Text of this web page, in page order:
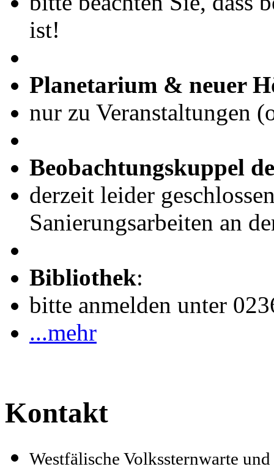
ist!
Planetarium & neuer
nur zu Veranstaltungen
Beobachtungskuppel
derzeit leider
Sanierungsarbeiten an
Bibliothek:
bitte anmelden unter
...mehr
Kontakt
Westfälische Volkssternwarte